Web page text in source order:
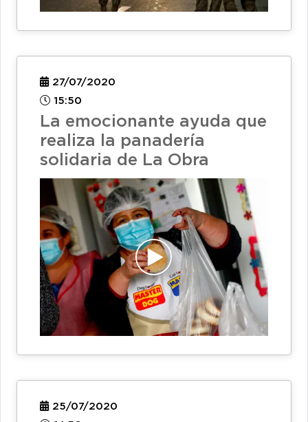
27/07/2020
15:50
La emocionante ayuda que
realiza la panadería
solidaria de La Obra
25/07/2020